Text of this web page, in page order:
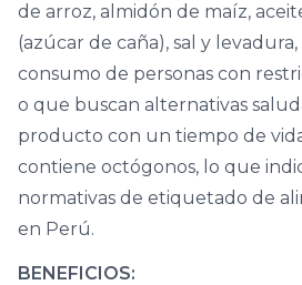
de arroz, almidón de maíz,
(azúcar de caña), sal y levadura,
consumo de personas con
o que buscan alternativas
producto con un tiempo de
contiene octógonos, lo que
normativas de etiquetado de
en Perú.
BENEFICIOS: